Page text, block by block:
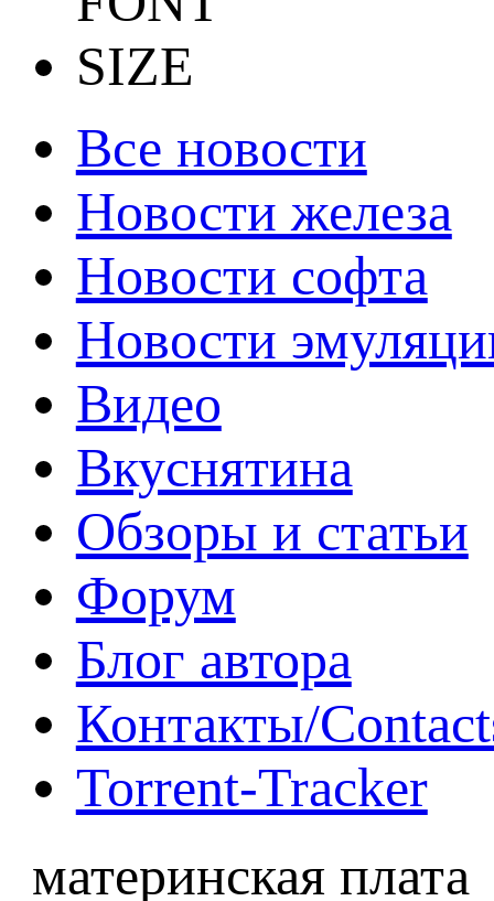
Все новости
Новости железа
Новости софта
Новости
Видео
Вкуснятина
Обзоры и статьи
Форум
Блог автора
Контакты/
Torrent-Tracker
материнская плата